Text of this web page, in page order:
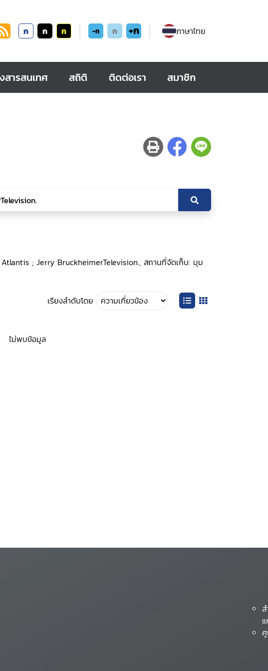
ก ก ก -ก ก +ก ภาษาไทย
สารสนเทศ สถิติ ติดต่อเรา สมาชิก
; Jerry BruckheimerTelevision., สถานที่จัดเก็บ: มุม
เรียงลำดับโดย
ไม่พบข้อมูล